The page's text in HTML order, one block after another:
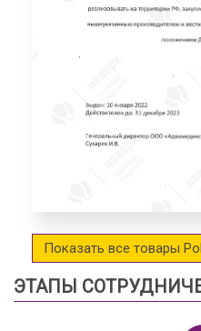
Показать все товары
ЭТАПЫ